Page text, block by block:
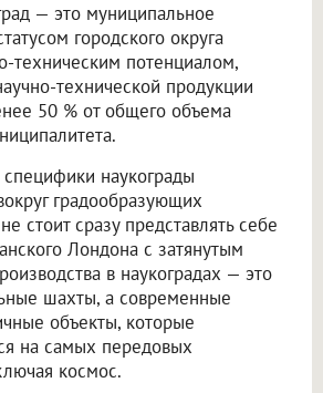
— это муниципальное
городского округа
техническим потенциалом,
технической продукции
50 % от общего объема
наукограды
градообразующих
стоит сразу представлять себе
Лондона с затянутым
в наукоградах — это
шахты, а современные
объекты, которые
на самых передовых
космос.